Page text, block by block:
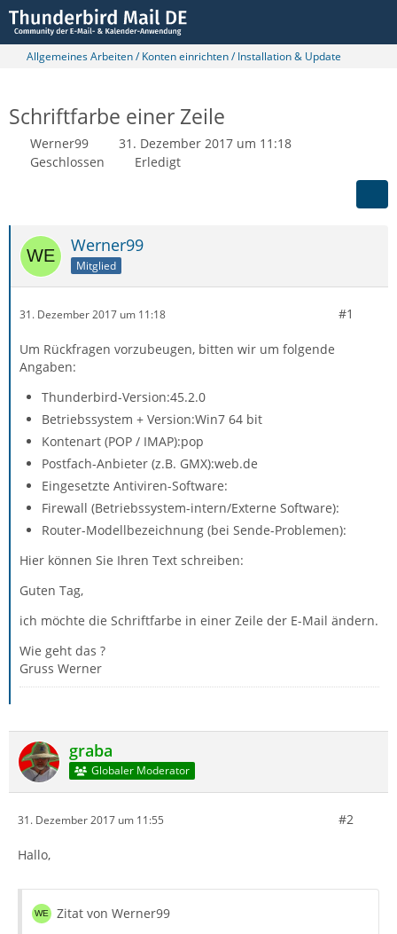
Allgemeines Arbeiten / Konten einrichten / Installation & Update
Schriftfarbe einer Zeile
Werner99
31. Dezember 2017 um 11:18
Geschlossen
Erledigt
Werner99
Mitglied
31. Dezember 2017 um 11:18 #1
Um Rückfragen vorzubeugen, bitten wir um folgende
Angaben:
Thunderbird-Version:45.2.0
Betriebssystem + Version:Win7 64 bit
Kontenart (POP / IMAP):pop
Postfach-Anbieter (z.B. GMX):web.de
Eingesetzte Antiviren-Software:
Firewall (Betriebssystem-intern/Externe Software):
Router-Modellbezeichnung (bei Sende-Problemen):
Hier können Sie Ihren Text schreiben:
Guten Tag,
ich möchte die Schriftfarbe in einer Zeile der E-Mail ändern.
Wie geht das ?
Gruss Werner
graba
Globaler Moderator
31. Dezember 2017 um 11:55 #2
Hallo,
Zitat von Werner99